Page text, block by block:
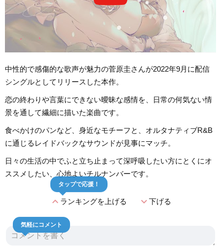
中性的で感傷的な歌声が魅力の菅原圭さんが2022年9月に配信
シングルとしてリリースした本作。
恋の終わりや言葉にできない曖昧な感情を、日常の何気ない情
景を通して繊細に描いた楽曲です。
食べかけのパンなど、身近なモチーフと、オルタナティブR&B
に通じるレイドバックなサウンドが見事にマッチ。
日々の生活の中でふと立ち止まって深呼吸したい方にとくにオ
ススメしたい、心地よいチルナンバーです。
expand_lessランキングを上げる
タップで応援！
expand_more下げる
気軽にコメント